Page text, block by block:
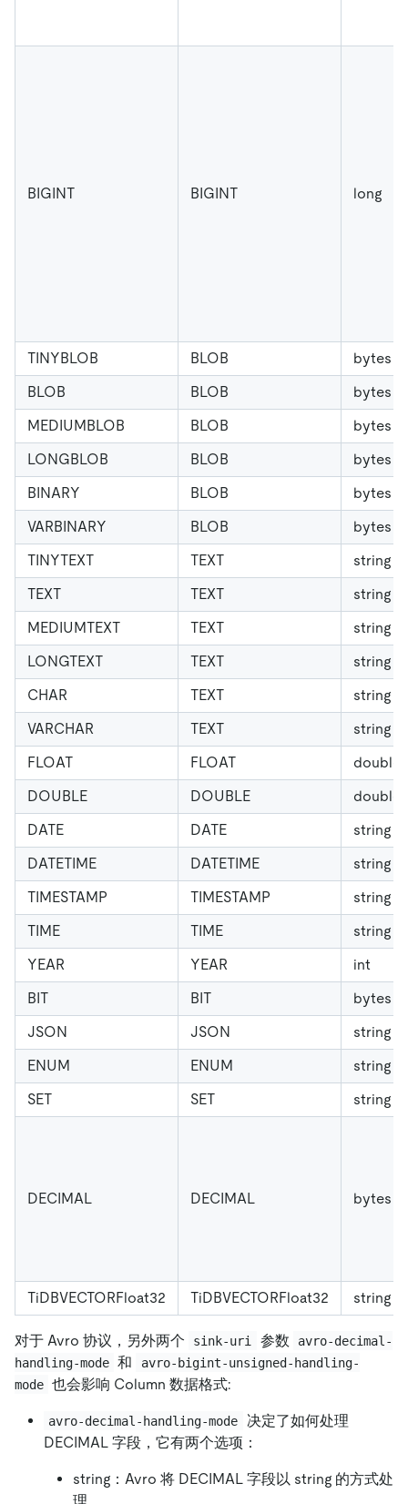
BIGINT BIGINT long
TINYBLOB BLOB
bytes
BLOB
BLOB
bytes
MEDIUMBLOB
BLOB
bytes
LONGBLOB
BLOB
bytes
BINARY
BLOB
bytes
VARBINARY
BLOB
bytes
TINYTEXT
TEXT
string
TEXT
TEXT
string
MEDIUMTEXT
TEXT
string
LONGTEXT
TEXT
string
CHAR
TEXT
string
VARCHAR
TEXT
string
FLOAT
FLOAT
double
DOUBLE
DOUBLE
double
DATE
DATE
string
DATETIME
DATETIME
string
TIMESTAMP
TIMESTAMP
string
TIME
TIME
string
YEAR
YEAR
int
BIT
BIT
bytes
JSON
JSON
string
ENUM
ENUM
string
SET
SET string
DECIMAL DECIMAL bytes
TiDBVECTORFloat32 TiDBVECTORFloat32 string
对于 Avro 协议，另外两个 sink-uri 参数
avro-decimal-
handling-mode 和
avro-bigint-unsigned-handling-
mode 也会影响 Column 数据格式:
avro-decimal-handling-mode
决定了如何处理
DECIMAL 字段，它有两个选项：
string：Avro 将 DECIMAL 字段以 string 的方式处
理。